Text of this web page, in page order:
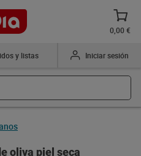
0,00 €
y listas Iniciar sesión
oliva piel seca